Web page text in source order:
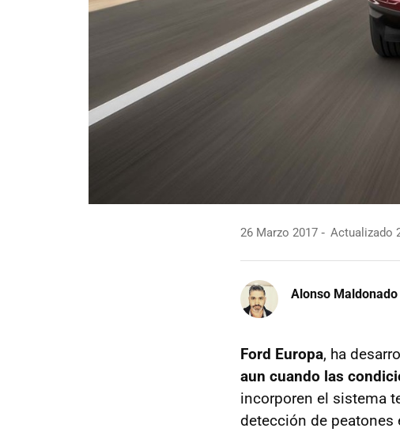
26 Marzo 2017 Actualizado
Alonso Maldonado
Ford Europa, ha
aun cuando las
incorporen el sistema
detección de